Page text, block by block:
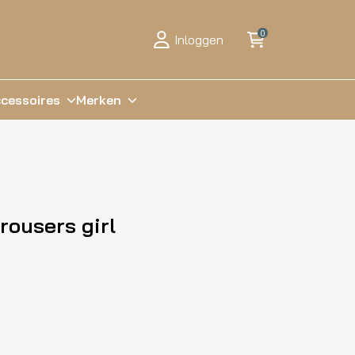
Inloggen 0
Merken
girl